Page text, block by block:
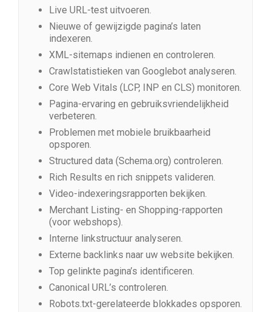
Live URL-test uitvoeren.
Nieuwe of gewijzigde pagina’s laten
indexeren.
XML-sitemaps indienen en controleren.
Crawlstatistieken van Googlebot analyseren.
Core Web Vitals (LCP, INP en CLS) monitoren.
Pagina-ervaring en gebruiksvriendelijkheid
verbeteren.
Problemen met mobiele bruikbaarheid
opsporen.
Structured data (Schema.org) controleren.
Rich Results en rich snippets valideren.
Video-indexeringsrapporten bekijken.
Merchant Listing- en Shopping-rapporten
(voor webshops).
Interne linkstructuur analyseren.
Externe backlinks naar uw website bekijken.
Top gelinkte pagina’s identificeren.
Canonical URL’s controleren.
Robots.txt-gerelateerde blokkades opsporen.